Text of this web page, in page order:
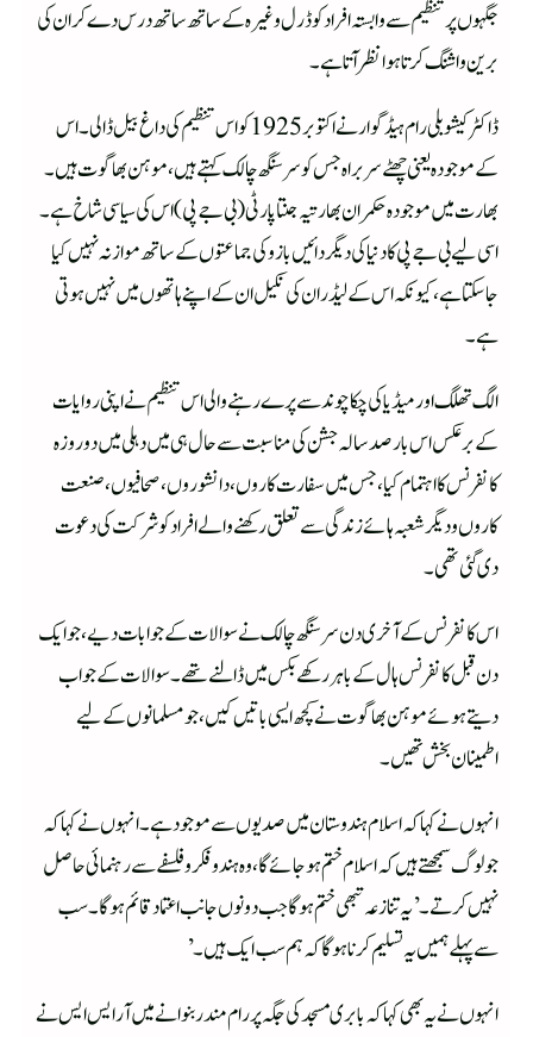
جگہوں پر تنظیم سے وابستہ افراد کو ڈرل وغیرہ کے ساتھ ساتھ درس دے کر ا ن کی
برین واشنگ کرتا ہوا نظر آتا ہے۔
ڈاکٹر کیشو بلی رام ہیڈگوار نے اکتوبر 1925کو اس تنظیم کی داغ بیل ڈالی۔ اس
کے موجودہ یعنی چھٹے سربراہ جس کو سرسنگھ چالک کہتے ہیں، موہن بھاگوت ہیں۔
بھارت میں موجودہ حکمران بھارتیہ جنتا پارٹی (بی جے پی) اس کی سیاسی شاخ ہے۔
اسی لیے بی جے پی کا دنیا کی دیگر دائیں بازو کی جماعتوں کے ساتھ موازنہ نہیں کیا
جاسکتا ہے، کیونکہ اس کے لیڈران کی نکیل ان کے اپنے ہاتھوں میں نہیں ہوتی
ہے۔
الگ تھلگ اور میڈیا کی چکا چوند سے پر ے رہنے والی اس تنظیم نے اپنی روایات
کے برعکس اس بار صد سالہ جشن کی مناسبت سے حال ہی میں دہلی میں دو روزہ
کانفرنس کا اہتمام کیا، جس میں سفارت کاروں، دانشوروں، صحافیوں، صنعت
کاروں و دیگر شعبہ ہائے زندگی سے تعلق رکھنے والے افراد کو شرکت کی دعوت
دی گئی تھی۔
اس کانفرنس کے آخری دن سرسنگھ چالک نے سوالات کے جوابات دیے، جو ایک
دن قبل کانفرنس ہال کے باہر رکھے بکس میں ڈالنے تھے۔ سوالات کے جواب
دیتے ہوئے موہن بھاگوت نے کچھ ایسی باتیں کیں، جو مسلمانو ں کے لیے
اطمینان بخش تھیں۔
انہوں نے کہا کہ اسلام ہندوستان میں صدیوں سے موجود ہے۔انہوں نے کہا کہ
جو لوگ سمجھتے ہیں کہ اسلام ختم ہوجائے گا، وہ ہندو فکر و فلسفے سے رہنمائی حاصل
نہیں کرتے۔’یہ تنازعہ تبھی ختم ہوگا جب دونوں جانب اعتماد قائم ہوگا۔ سب
سے پہلے ہمیں یہ تسلیم کرنا ہوگا کہ ہم سب ایک ہیں۔’
انہوں نے یہ بھی کہا کہ بابری مسجد کی جگہ پر رام مندر بنوانے میں آر ایس ایس نے